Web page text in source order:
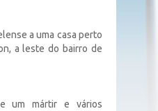
a uma casa perto
a leste do bairro de
um mártir e vários